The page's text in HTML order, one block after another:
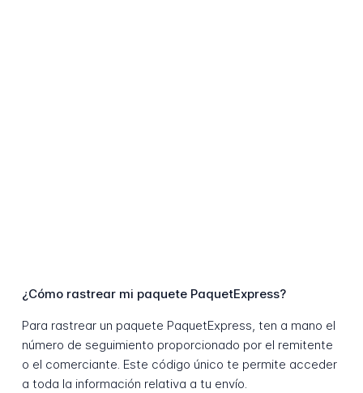
¿Cómo rastrear mi paquete PaquetExpress?
Para rastrear un paquete PaquetExpress, ten a mano el
número de seguimiento proporcionado por el remitente
o el comerciante. Este código único te permite acceder
a toda la información relativa a tu envío.